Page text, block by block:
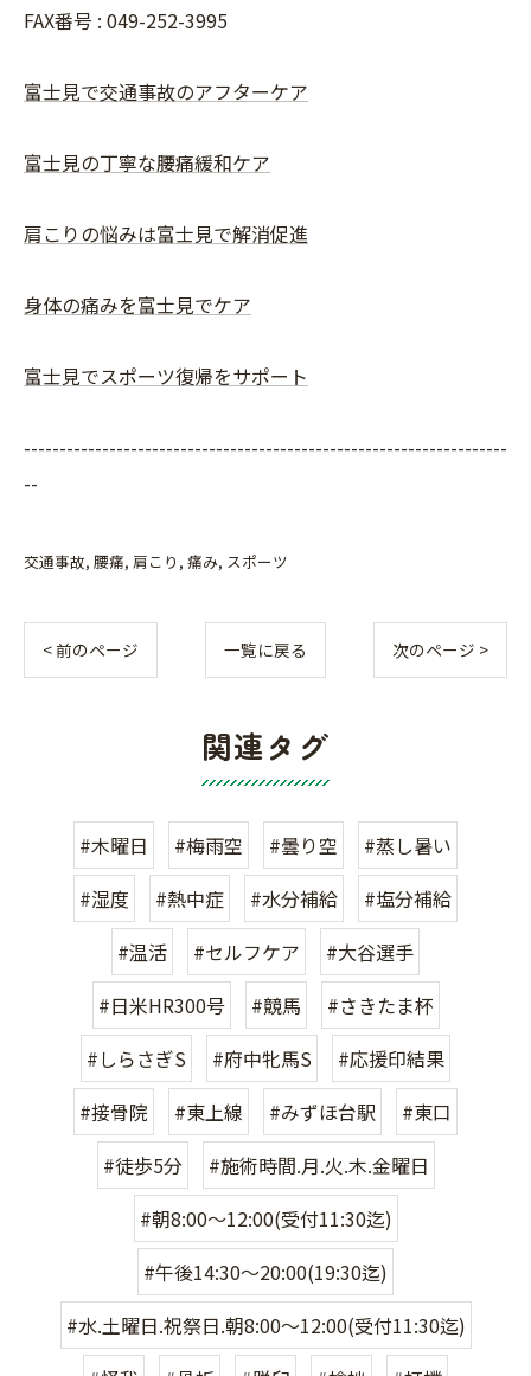
FAX番号 : 049-252-3995
富士見で交通事故のアフターケア
富士見の丁寧な腰痛緩和ケア
肩こりの悩みは富士見で解消促進
身体の痛みを富士見でケア
富士見でスポーツ復帰をサポート
--------------------------------------------------------------------
--
交通事故 腰痛 肩こり 痛み スポーツ
< 前のページ 一覧に戻る 次のページ >
関連タグ
#木曜日 #梅雨空 #曇り空
#蒸し暑い
#湿度
#熱中症 #水分補給
#塩分補給
#温活
#セルフケア
#大谷選手
#日米HR300号
#競馬
#さきたま杯
#しらさぎS
#府中牝馬S
#応援印結果
#接骨院
#東上線 #みずほ台駅
#東口
#徒歩5分
#施術時間.月.火.木.金曜日
#朝8:00〜12:00(受付11:30迄)
#午後14:30〜20:00(19:30迄)
#水.土曜日.祝祭日.朝8:00〜12:00(受付11:30迄)